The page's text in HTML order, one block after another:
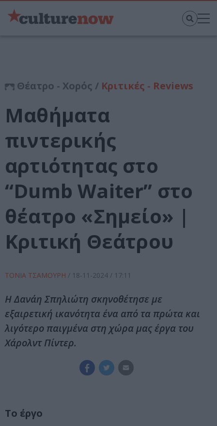
Θέατρο - Χορός / Κριτικές - Reviews
Μαθήματα
πιντερικής
αρτιότητας στο
“Dumb Waiter” στο
θέατρο «Σημείο» |
Κριτική Θεάτρου
ΤΟΝΙΑ ΤΣΑΜΟΥΡΗ / 18-11-2024 / 17:11
Η Δανάη Σπηλιώτη σκηνοθέτησε με
εξαιρετική ικανότητα ένα από τα πρώτα και
λιγότερο παιγμένα στη χώρα μας έργα του
Χάρολντ Πίντερ.
Το έργο